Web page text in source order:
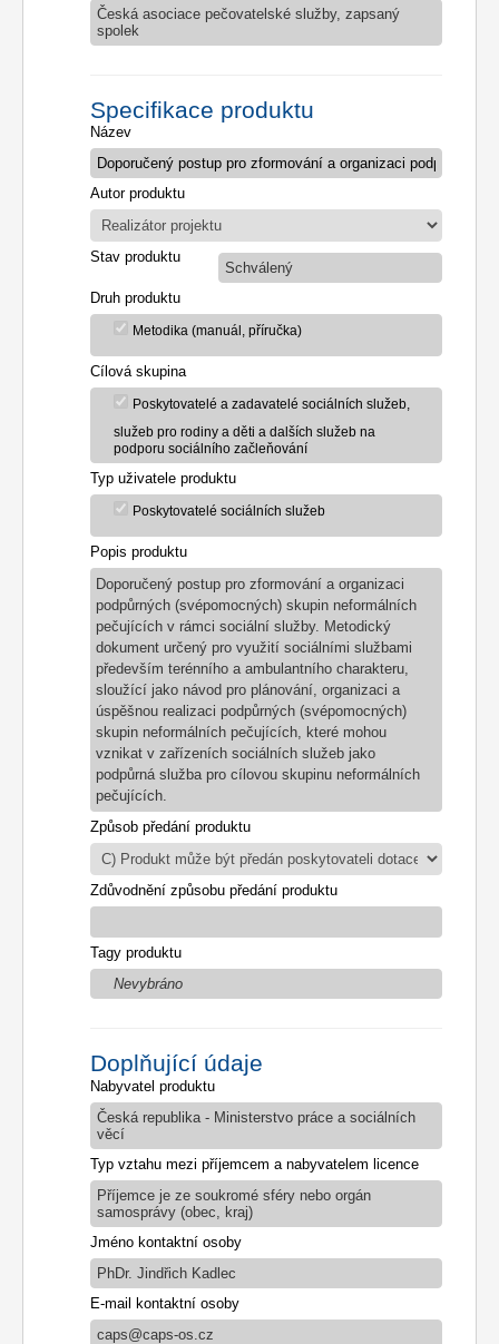
Česká asociace pečovatelské služby, zapsaný
spolek
Specifikace produktu
Název
Autor produktu
Stav produktu
Schválený
Druh produktu
Metodika (manuál, příručka)
Cílová skupina
Poskytovatelé a zadavatelé sociálních služeb,
služeb pro rodiny a děti a dalších služeb na
podporu sociálního začleňování
Typ uživatele produktu
Poskytovatelé sociálních služeb
Popis produktu
Doporučený postup pro zformování a organizaci
podpůrných (svépomocných) skupin neformálních
pečujících v rámci sociální služby. Metodický
dokument určený pro využití sociálními službami
především terénního a ambulantního charakteru,
sloužící jako návod pro plánování, organizaci a
úspěšnou realizaci podpůrných (svépomocných)
skupin neformálních pečujících, které mohou
vznikat v zařízeních sociálních služeb jako
podpůrná služba pro cílovou skupinu neformálních
pečujících.
Způsob předání produktu
Zdůvodnění způsobu předání produktu
Tagy produktu
Nevybráno
Doplňující údaje
Nabyvatel produktu
Česká republika - Ministerstvo práce a sociálních
věcí
Typ vztahu mezi příjemcem a nabyvatelem licence
Příjemce je ze soukromé sféry nebo orgán
samosprávy (obec, kraj)
Jméno kontaktní osoby
PhDr. Jindřich Kadlec
E-mail kontaktní osoby
caps@caps-os.cz